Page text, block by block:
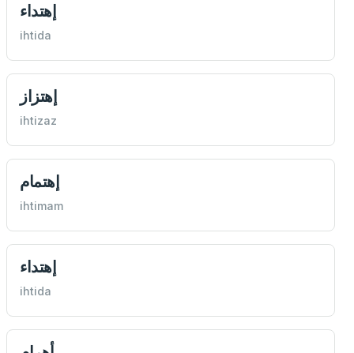
إهتداء
ihtida
إهتزاز
ihtizaz
إهتمام
ihtimam
إهتداء
ihtida